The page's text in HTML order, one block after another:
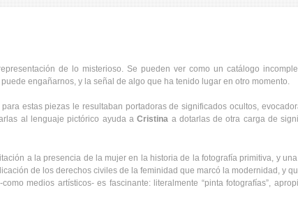
de lo misterioso. Se pueden ver como un catálogo
engañarnos, y la señal de algo que ha tenido lugar en otro momento.
estas piezas le resultaban portadoras de significados ocultos,
al lenguaje pictórico ayuda aCristina a dotarlas de otra carga de
a la presencia de la mujer en la historia de la fotografía primitiva, y una
de los derechos civiles de la feminidad que marcó la modernidad, y
medios artísticos- es fascinante: literalmente “pinta fotografías”,